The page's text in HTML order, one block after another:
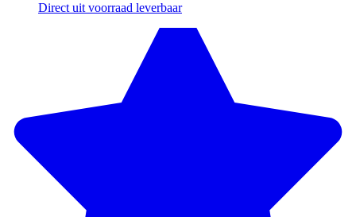
Direct uit voorraad leverbaar